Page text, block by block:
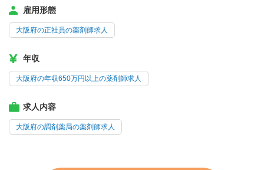
雇用形態
大阪府の正社員の薬剤師求人
年収
大阪府の年収650万円以上の薬剤師求人
求人内容
大阪府の調剤薬局の薬剤師求人